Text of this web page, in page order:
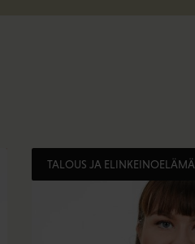
TALOUS JA ELINKEINOELÄMÄ